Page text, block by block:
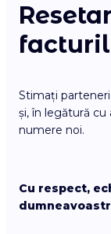
Stimați
și, în legătură
numere noi.
Cu respect,